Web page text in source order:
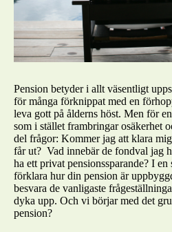
Pension betyder i allt väsentligt
för många förknippat med en
leva gott på ålderns höst. Men för
som i stället frambringar osäkerhet
del frågor: Kommer jag att klara
får ut? Vad innebär de fondval jag
ha ett privat pensionssparande? I
förklara hur din pension är
besvara de vanligaste
dyka upp. Och vi börjar med det
pension?